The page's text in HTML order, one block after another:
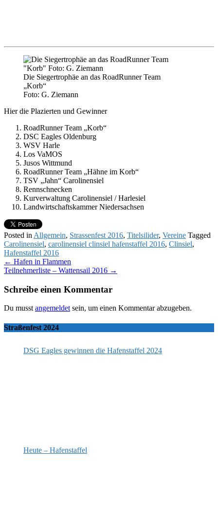
Die Siegertrophäe an das RoadRunner Team
„Korb“
Foto: G. Ziemann
Hier die Plazierten und Gewinner
RoadRunner Team „Korb“
DSC Eagles Oldenburg
WSV Harle
Los VaMOS
Jusos Wittmund
RoadRunner Team „Hähne im Korb“
TSV „Jahn“ Carolinensiel
Rennschnecken
Kurverwaltung Carolinensiel / Harlesiel
Landwirtschaftskammer Niedersachsen
Posted in Allgemein, Strassenfest 2016, Titelsilider, Vereine Tagged
Carolinensiel, carolinensiel clinsiel hafenstaffel 2016, Clinsiel,
Hafenstaffel 2016
Post
navigation
← Hafen in Flammen
Teilnehmerliste – Wattensail 2016 →
Schreibe einen Kommentar
Du musst angemeldet sein, um einen Kommentar abzugeben.
Straßenfest 2024
DSG Eagles gewinnen die Hafenstaffel 2024
Heute – Hafenstaffel